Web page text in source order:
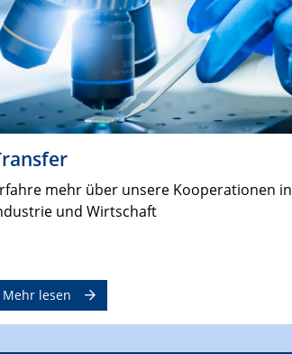
mehr über unsere Kooperationen in
und Wirtschaft
Mehr lesen